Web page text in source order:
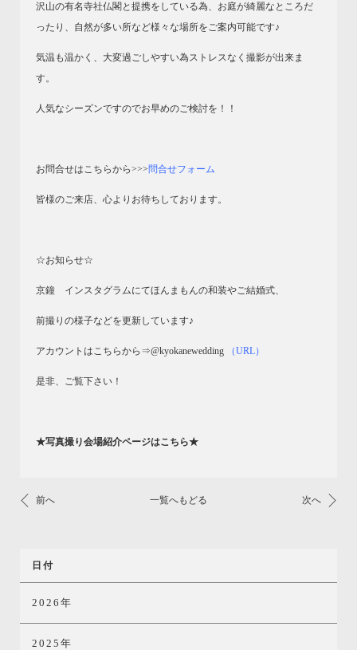
沢山の有名寺社仏閣と提携をしている為、お庭が綺麗なところだ
ったり、自然が多い所など様々な場所をご案内可能です♪
気温も温かく、大変過ごしやすい為ストレスなく撮影が出来ま
す。
人気なシーズンですのでお早めのご検討を！！
お問合せはこちらから>>>問合せフォーム
皆様のご来店、心よりお待ちしております。
☆お知らせ☆
京鐘 インスタグラムにてほんまもんの和装やご結婚式、
前撮りの様子などを更新しています♪
アカウントはこちらから⇒@kyokanewedding （URL）
是非、ご覧下さい！
★写真撮り会場紹介ページはこちら★
前へ 一覧へもどる 次へ
日付
2026年
2025年